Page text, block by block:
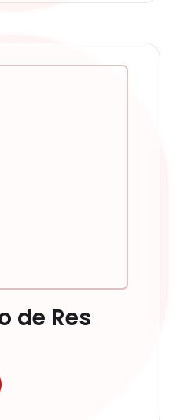
de Res